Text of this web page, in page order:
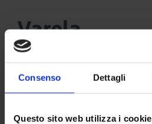
Consenso Dettagli
Questo sito web utilizza i cookie
Varela